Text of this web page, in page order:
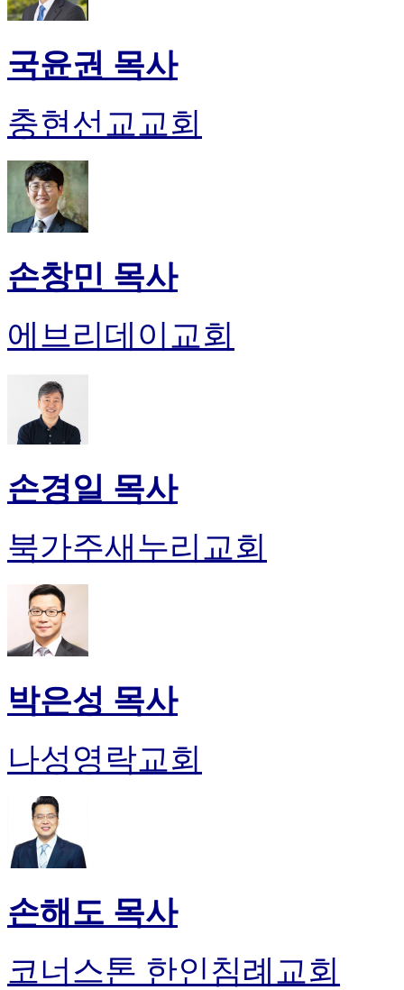
국윤권 목사
충현선교교회
손창민 목사
에브리데이교회
손경일 목사
북가주새누리교회
박은성 목사
나성영락교회
손해도 목사
코너스톤 한인침례교회